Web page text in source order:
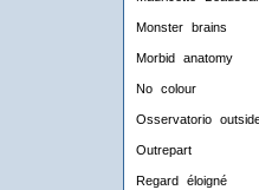
Monster brains
Morbid anatomy
No colour
Osservatorio
Outrepart
Regard éloigné